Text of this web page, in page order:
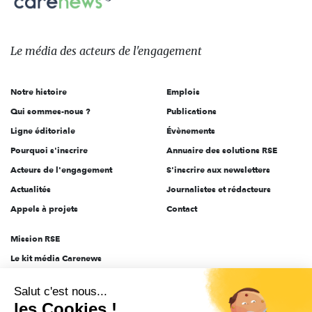
Le
des
l'engagement
Le média des acteurs de l'engagement
Notre histoire
Qui sommes-nous ?
Ligne éditoriale
Pourquoi s'inscrire
Acteurs de l'engagement
Actualités
Appels à projets
Emplois
Publications
Évènements
Annuaire des solutions RSE
S'inscrire aux newsletters
Journalistes et rédacteurs
Contact
Mission RSE
Le kit média Carenews
AEF info
Salut c'est nous...